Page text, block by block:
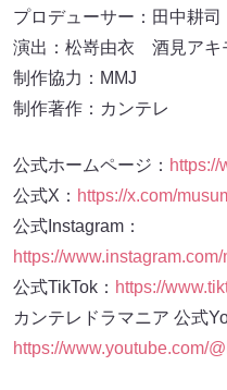
プロデューサー：田中耕
演出：松嵜由衣 酒見ア
制作協力：MMJ
制作著作：カンテレ
公式ホームページ： https://
公式X： https://x.com/
公式Instagram：
https://
公式TikTok： https://
カンテレドラマニア 公式
https://www.youtube.com/